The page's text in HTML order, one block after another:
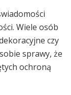
Wiele osób
czy
sprawy, że
ochroną